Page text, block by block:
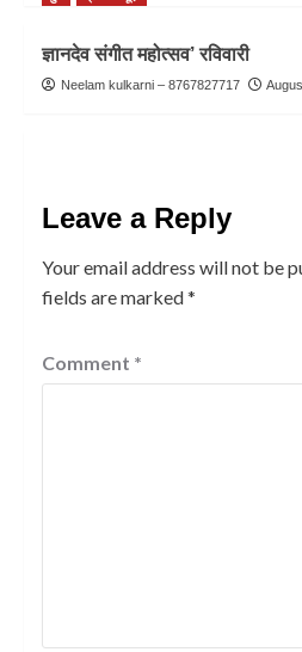
ज्ञानदेव संगीत महोत्सव’ रविवारी
Neelam kulkarni – 8767827717
Leave a Reply
Your email address will not be
fields are marked*
Comment *